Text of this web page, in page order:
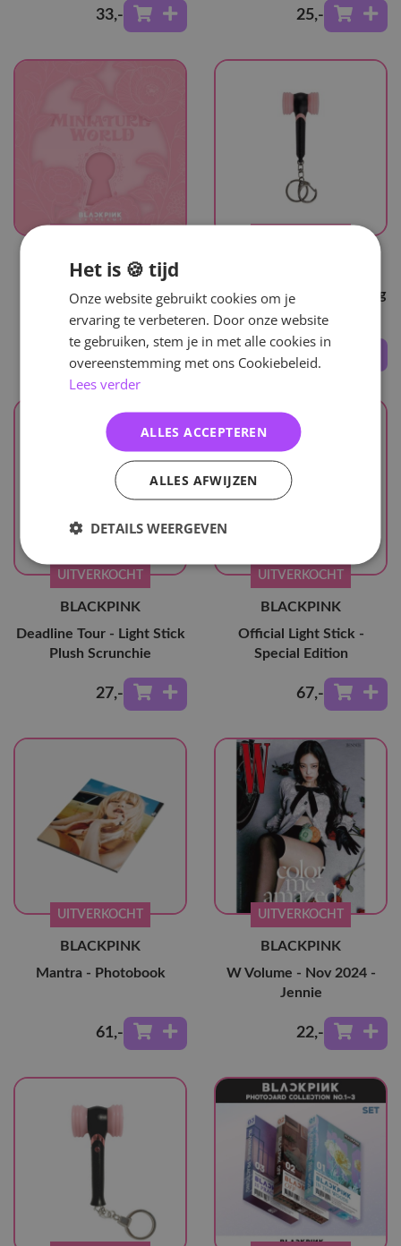
33,- 25,-
BLACKPINK
Miniature World
Official Light Stick Keyring
- Special Edition
30 ,-
UITVERKOCHT
BLACKPINK
Deadline Tour - Light Stick
Plush Scrunchie
27,-
UITVERKOCHT
BLACKPINK
Official Light Stick -
Special Edition
67,-
UITVERKOCHT
BLACKPINK
Mantra - Photobook
61,-
UITVERKOCHT
BLACKPINK
W Volume - Nov 2024 -
Jennie
22,-
Het is 🍪 tijd
Onze website gebruikt cookies om je
ervaring te verbeteren. Door onze website
te gebruiken, stem je in met alle cookies in
overeenstemming met ons Cookiebeleid.
Lees verder
ALLES ACCEPTEREN
ALLES AFWIJZEN
DETAILS WEERGEVEN